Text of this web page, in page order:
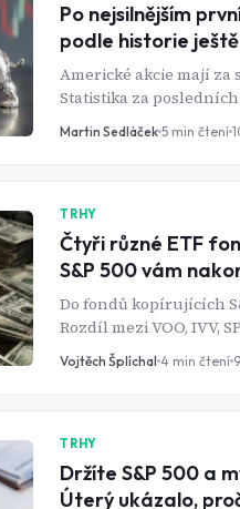
Po nejsilnějším
podle historie
Americké akcie mají
Statistika za
starty téměř vždy
Martin Sedláček 5 min čtení
TRHY
Čtyři různé ETF
S&P 500 vám
Do fondů kopírujících
Rozdíl mezi VOO, IVV,
kosmeticky - v praxi jde
Vojtěch Šplíchal 4 min čtení
TRHY
Držíte S&P 500 a
Úterý ukázalo,